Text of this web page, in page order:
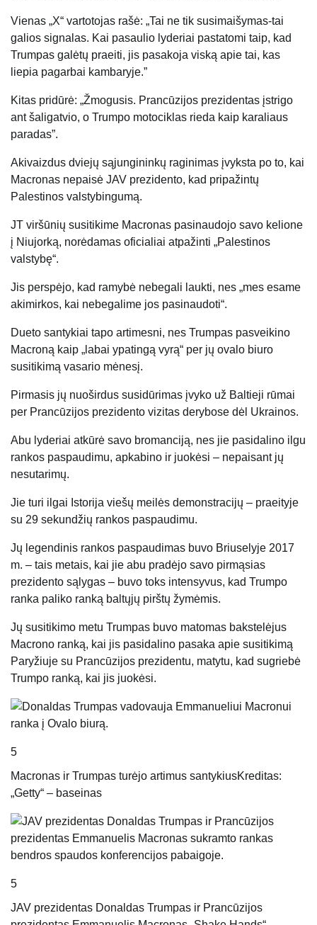
Vienas „X“ vartotojas rašė: „Tai ne tik susimaišymas-tai
galios signalas. Kai pasaulio lyderiai pastatomi taip, kad
Trumpas galėtų praeiti, jis pasakoja viską apie tai, kas
liepia pagarbai kambaryje.”
Kitas pridūrė: „Žmogusis. Prancūzijos prezidentas įstrigo
ant šaligatvio, o Trumpo motociklas rieda kaip karaliaus
paradas”.
Akivaizdus dviejų sąjungininkų raginimas įvyksta po to, kai
Macronas nepaisė JAV prezidento, kad pripažintų
Palestinos valstybingumą.
JT viršūnių susitikime Macronas pasinaudojo savo kelione
į Niujorką, norėdamas oficialiai atpažinti „Palestinos
valstybę“.
Jis perspėjo, kad ramybė nebegali laukti, nes „mes esame
akimirkos, kai nebegalime jos pasinaudoti“.
Dueto santykiai tapo artimesni, nes Trumpas pasveikino
Macroną kaip „labai ypatingą vyrą“ per jų ovalo biuro
susitikimą vasario mėnesį.
Pirmasis jų nuoširdus susidūrimas įvyko už Baltieji rūmai
per Prancūzijos prezidento vizitas derybose dėl Ukrainos.
Abu lyderiai atkūrė savo bromanciją, nes jie pasidalino ilgu
rankos paspaudimu, apkabino ir juokėsi – nepaisant jų
nesutarimų.
Jie turi ilgai Istorija viešų meilės demonstracijų – praeityje
su 29 sekundžių rankos paspaudimu.
Jų legendinis rankos paspaudimas buvo Briuselyje 2017
m. – tais metais, kai jie abu pradėjo savo pirmąsias
prezidento sąlygas – buvo toks intensyvus, kad Trumpo
ranka paliko ranką baltųjų pirštų žymėmis.
Jų susitikimo metu Trumpas buvo matomas bakstelėjus
Macrono ranką, kai jis pasidalino pasaka apie susitikimą
Paryžiuje su Prancūzijos prezidentu, matytu, kad sugriebė
Trumpo ranką, kai jis juokėsi.
5
Macronas ir Trumpas turėjo artimus santykiusKreditas:
„Getty“ – baseinas
5
JAV prezidentas Donaldas Trumpas ir Prancūzijos